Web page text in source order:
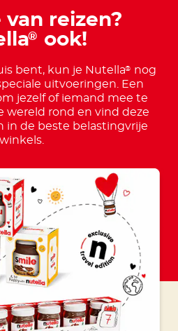
van reizen?
® ook!
bent, kun je Nutella® nog
uitvoeringen. Een
jezelf of iemand mee te
wereld rond en vind deze
in de beste belastingvrije
winkels.